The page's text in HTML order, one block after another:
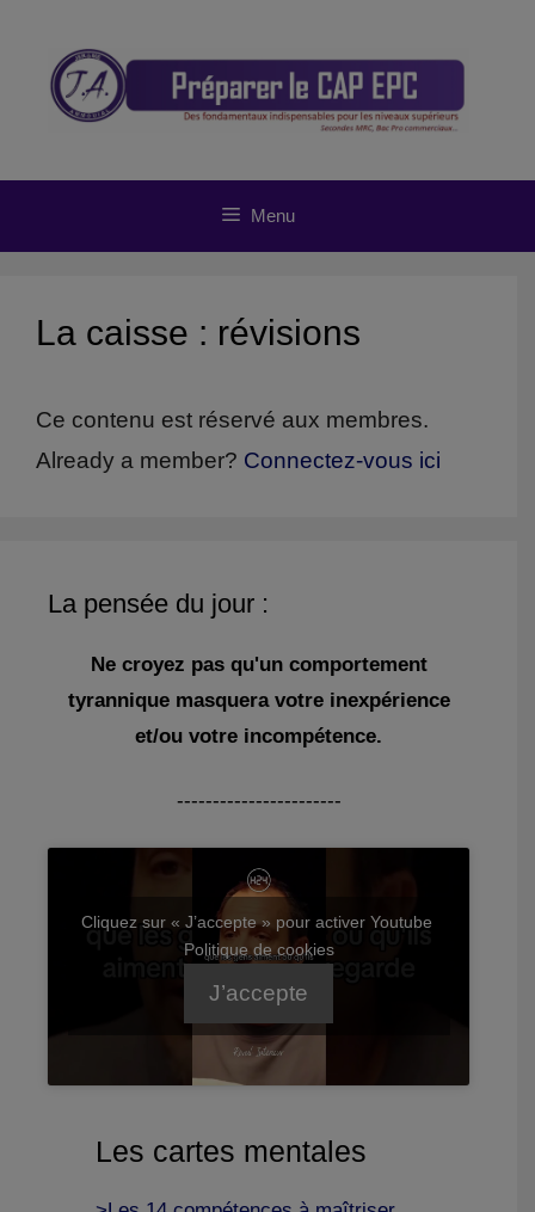
contenu
Menu
La caisse : révisions
Ce contenu est réservé aux membres.
Already a member? Connectez-vous ici
La pensée du jour :
Ne croyez pas qu'un comportement
tyrannique masquera votre inexpérience
et/ou votre incompétence.
-----------------------
Cliquez sur « J’accepte » pour activer Youtube
Politique de cookies
J’accepte
Les cartes mentales